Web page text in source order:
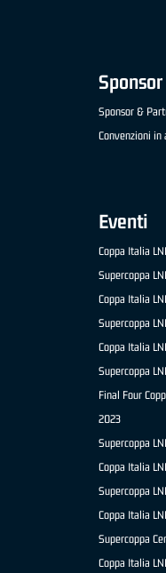
Sponsor &
Convenzioni in
Eventi
Coppa Italia
Supercoppa
Coppa Italia
Supercoppa
Coppa Italia
Supercoppa
Final Four
2023
Supercoppa
Coppa Italia
Supercoppa
Coppa Italia
Supercoppa
Coppa Italia